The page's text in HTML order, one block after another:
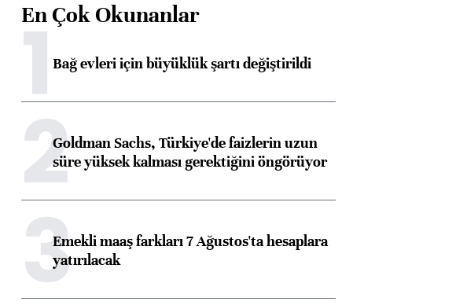
En Çok Okunanlar
1Bağ evleri için büyüklük şartı değiştirildi
2Goldman Sachs, Türkiye'de faizlerin uzun
süre yüksek kalması gerektiğini öngörüyor
3Emekli maaş farkları 7 Ağustos'ta hesaplara
yatırılacak